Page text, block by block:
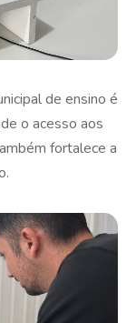
de ensino é
o acesso aos
fortalece a